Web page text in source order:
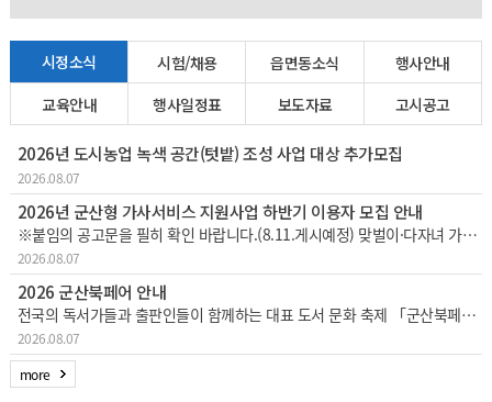
시정소식 시험/채용 읍면동소식
행사안내
교육안내
행사일정표 보도자료 고시공고
2026년 도시농업 녹색 공간(텃밭) 조성 사업 대상 추가모집
2026.08.07
2026년 군산형 가사서비스 지원사업 하반기 이용자 모집 안내
※붙임의 공고문을 필히 확인 바랍니다.(8.11.게시예정) 맞벌이·다자녀 가정 등의 가사노동 부담을 경감하고 일·생활 균형 지원을 위한 「군산형 가사서비스 지원사업」하반기 이용자를 다음과 같이 추가 모집하오니 많은 참여 바랍니다. 1
2026.08.07
2026 군산북페어 안내
전국의 독서가들과 출판인들이 함께하는 대표 도서 문화 축제 「군산북페어 2026」이한층 더 풍성해진 콘텐츠와 커진 규모로 개최되오니, 시민 및 방문객 여러분의 많은 관심과 참여 바랍니다.□ 행사 개요행사 기간: 2026. 8. 28.
2026.08.07
more